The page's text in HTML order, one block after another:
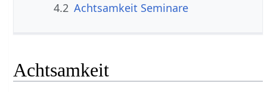
4.2 Achtsamkeit Seminare
Achtsamkeit